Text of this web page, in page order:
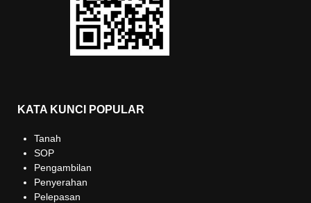
KATA KUNCI POPULAR
Tanah
SOP
Pengambilan
Penyerahan
Pelepasan